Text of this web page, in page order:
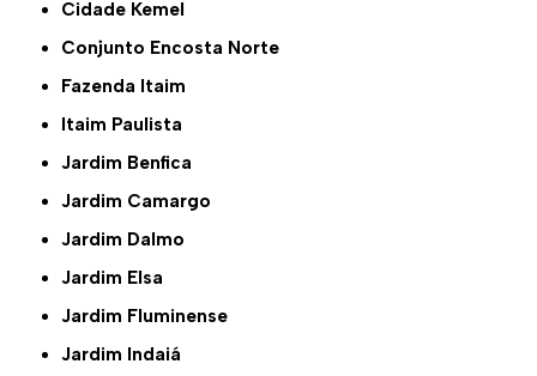
Cidade Kemel
Conjunto Encosta Norte
Fazenda Itaim
Itaim Paulista
Jardim Benfica
Jardim Camargo
Jardim Dalmo
Jardim Elsa
Jardim Fluminense
Jardim Indaiá